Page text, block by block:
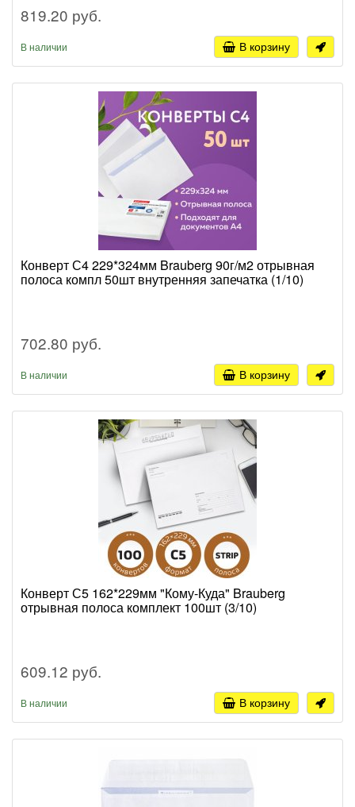
819.20 руб.
В наличии В корзину
Конверт С4 229*324мм Brauberg 90г/м2 отрывная
полоса компл 50шт внутренняя запечатка (1/10)
702.80 руб.
В наличии В корзину
Конверт С5 162*229мм "Кому-Куда" Brauberg
отрывная полоса комплект 100шт (3/10)
609.12 руб.
В наличии В корзину